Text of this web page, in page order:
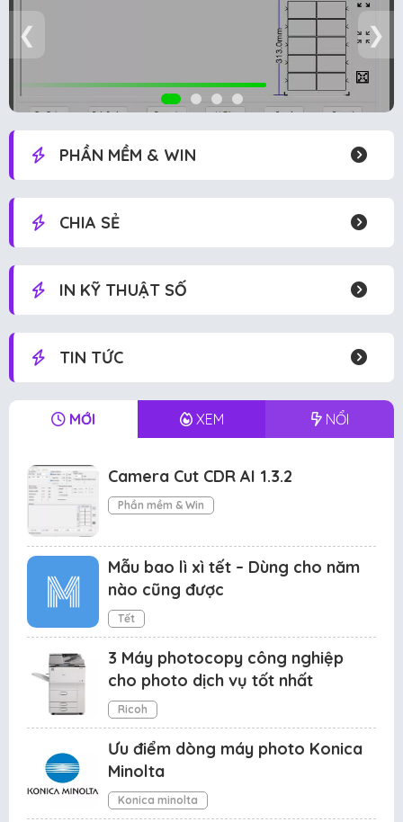
❮ ❯
PHẦN MỀM & WIN
CHIA SẺ
IN KỸ THUẬT SỐ
TIN TỨC
MỚI XEM NỔI
Camera Cut CDR AI 1.3.2
Phần mềm & Win
Mẫu bao lì xì tết – Dùng cho năm
nào cũng được
Tết
3 Máy photocopy công nghiệp
cho photo dịch vụ tốt nhất
Ricoh
Ưu điểm dòng máy photo Konica
Minolta
Konica minolta